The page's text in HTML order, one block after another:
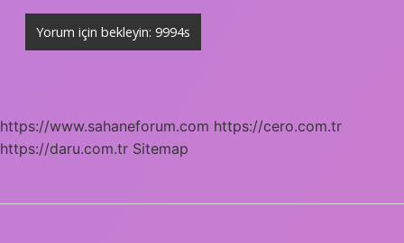
https://www.sahaneforum.com https://cero.com.tr
https://daru.com.tr Sitemap